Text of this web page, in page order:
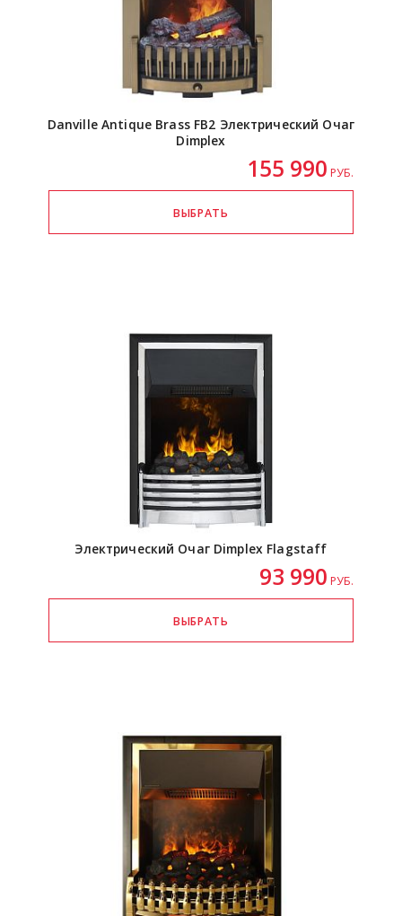
Danville Antique Brass FB2 Электрический Очаг
Dimplex
155 990 РУБ.
Электрический Очаг Dimplex Flagstaff
93 990 РУБ.